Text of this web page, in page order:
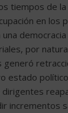
tiempos de
en los
por
generó
estado
incrementos